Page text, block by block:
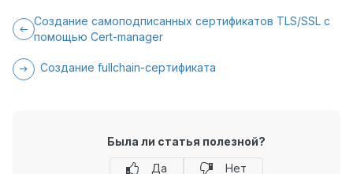
Создание самоподписанных сертификатов TLS/SSL с
помощью Cert-manager
Создание fullchain-сертификата
Была ли статья полезной?
Да
Нет